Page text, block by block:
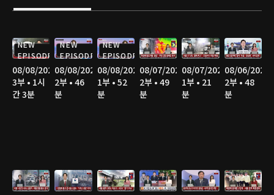
NEW
EPISODE
08/08/2026
3부 • 1시
간 3분
NEW
EPISODE
08/08/2026
2부 • 46
분
NEW
EPISODE
08/08/2026
1부 • 52
분
08/07/2026
2부 • 49
분
08/07/2026
1부 • 21
분
08/06/2026
2부 • 48
분